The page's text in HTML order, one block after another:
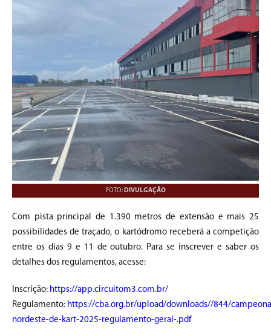
FOTO: DIVULGAÇÃO
Com pista principal de 1.390 metros de extensão e mais 25
possibilidades de traçado, o kartódromo receberá a competição
entre os dias 9 e 11 de outubro. Para se inscrever e saber os
detalhes dos regulamentos, acesse:
Inscrição: https://app.circuitom3.com.br/
Regulamento: https://cba.org.br/upload/downloads//844/
nordeste-de-kart-2025-regulamento-geral-.pdf